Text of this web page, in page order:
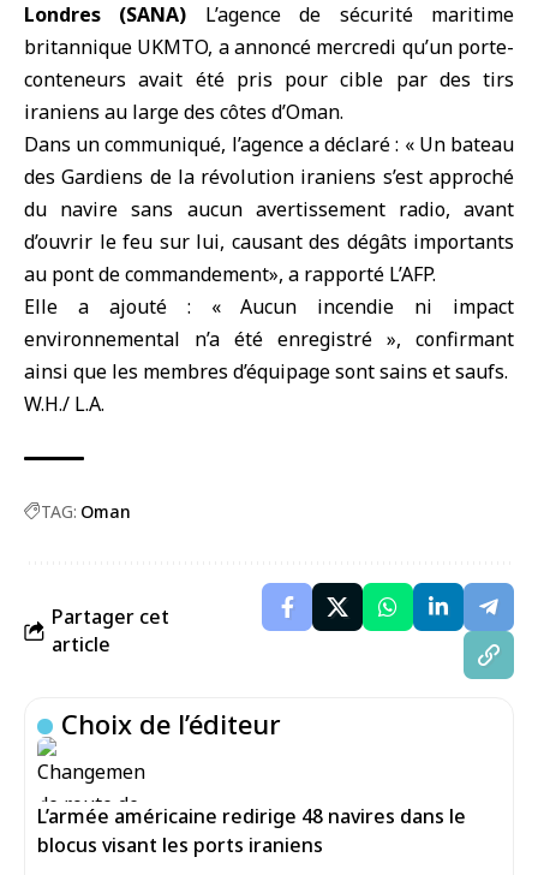
Londres (SANA) L’agence de sécurité maritime
britannique UKMTO, a annoncé mercredi qu’un porte-
conteneurs avait été pris pour cible par des tirs
iraniens au large des côtes d’Oman.
Dans un communiqué, l’agence a déclaré : « Un bateau
des Gardiens de la révolution iraniens s’est approché
du navire sans aucun avertissement radio, avant
d’ouvrir le feu sur lui, causant des dégâts importants
au pont de commandement», a rapporté L’AFP.
Elle a ajouté : « Aucun incendie ni impact
environnemental n’a été enregistré », confirmant
ainsi que les membres d’équipage sont sains et saufs.
W.H./ L.A.
TAG: Oman
Partager cet
article
Choix de l’éditeur
L’armée américaine redirige 48 navires dans le
blocus visant les ports iraniens